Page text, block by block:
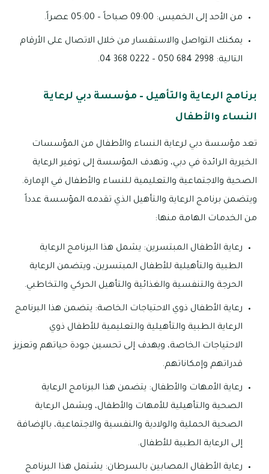
من الأحد إلى الخميس: 09:00 صباحاً – 05:00 عصراً.
يمكنك التواصل والاستفسار من خلال الاتصال على الأرقام
التالية: 2998 684 050 – 0222 368 04.
برنامج الرعاية والتأهيل – مؤسسة دبي لرعاية
النساء والأطفال
تعد مؤسسة دبي لرعاية النساء والأطفال من المؤسسات
الخيرية الرائدة في دبي، وتهدف المؤسسة إلى توفير الرعاية
الصحية والاجتماعية والتعليمية للنساء والأطفال في الإمارة.
ويتضمن برنامج الرعاية والتأهيل الذي تقدمه المؤسسة عدداً
من الخدمات الهامة منها:
رعاية الأطفال المبتسرين: يشمل هذا البرنامج الرعاية
الطبية والتأهيلية للأطفال المبتسرين، ويتضمن الرعاية
الحرجة والتنفسية والغذائية والتأهيل الحركي والتخاطبي.
رعاية الأطفال ذوي الاحتياجات الخاصة: يتضمن هذا البرنامج
الرعاية الطبية والتأهيلية والتعليمية للأطفال ذوي
الاحتياجات الخاصة، ويهدف إلى تحسين جودة حياتهم وتعزيز
قدراتهم وإمكاناتهم.
رعاية الأمهات والأطفال: يتضمن هذا البرنامج الرعاية
الصحية والتأهيلية للأمهات والأطفال، ويشمل الرعاية
الصحية الحملية والولادية والنفسية والاجتماعية، بالإضافة
إلى الرعاية الطبية للأطفال.
رعاية الأطفال المصابين بالسرطان: يشتمل هذا البرنامج